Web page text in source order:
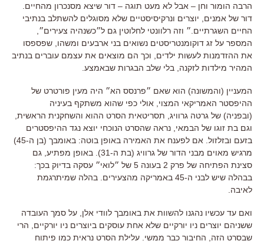
הרבה הומור וחן – אבל לא מעט תוגה – דור שיצא מסנכרון מהחיים.
דור של אמנים, יוצרים ונרקיסיסטיים שלא מסוגלים להשתלב בנתיבי
החיים השגרתיים.״ וזה רלוונטי לחלוטין גם ל״כשנהיה צעירים״,
המספר על זג דוקומנטריסטים נשואים בני ארבעים ומשהו, שפספסו
את ההזדמנות לעשות ילדים, וכך הם מוצאים את עצמם עוברים בנתיב
המהיר מילדות לזקנה, בלי שלב הבגרות שבאמצע.
המעניין (והמשונה) הוא שאם ״פרנסס הא״ היה מעין פורטרט של
ההיפסטר האמריקאי המצוי, אולי כפי שהוא משתקף בעיניה
(ובפניה) של גרטה גרוויג, תסריטאית הסרט ההוא והשחקנית הראשית,
וגם בת זוגו של הבמאי, נראה שהסרט הנוכחי יוצא נגד ההיפסטרים
בזעם ובזלזול. אם לפענח את האמירה באופן בוטה: באומבך (בן ה-45)
מרגיש מאוים מבני הדור של גרוויג (בת ה-31). באופן מפתיע, גם
סצינת הפתיחה של פרק 2 בעונה 5 של ״לואי״ עסקה בדיוק בכך:
בבהלה שיש לבני ה-45 באמריקה מהצעירים. בהלה שמיתרגמת
לאיבה.
ואם עד עכשיו נהגנו להשוות את באומבך לוודי אלן, על סמך העובדה
ששניהם יוצרים ניו יורקיים שלא אחת עוסקים ביוצרים ניו יורקיים, הרי
שבסרט הזה, החיבור כבר ממשי. עלילת הסרט נראית כמו פיתוח